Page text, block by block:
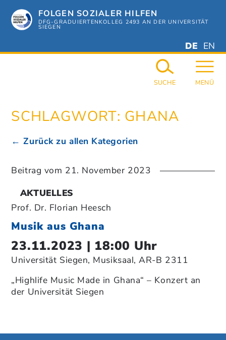
Hauptinhalt
springen
FOLGEN SOZIALER HILFEN
DFG-GRADUIERTENKOLLEG 2493 AN DER UNIVERSITÄT
SIEGEN
DEUTSCH
GERMAN
DE EN
MENÜ
SUCHE
SCHLAGWORT: GHANA
← Zurück zu allen Kategorien
Musik aus Ghana
Beitrag vom 21. November 2023
AKTUELLES
Prof. Dr. Florian Heesch
23.11.2023 | 18:00 Uhr
Universität Siegen, Musiksaal, AR-B 2311
„Highlife Music Made in Ghana“ – Konzert an
der Universität Siegen